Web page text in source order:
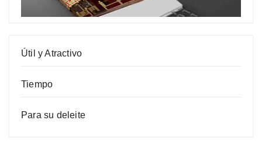
Útil y Atractivo
Tiempo
Para su deleite